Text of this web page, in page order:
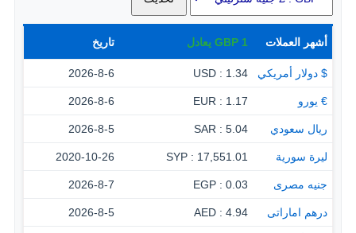
أشهر العملات 1
GBP يعادل تاريخ
$ دولار أمريكي 1.34 : USD
2026-8-6
€ يورو 1.17 : EUR
2026-8-6
ريال سعودي 5.04 : SAR
2026-8-5
ليرة سورية 17,551.01 : SYP
2020-10-26
جنيه مصرى 0.03 : EGP
2026-8-7
درهم اماراتى 4.94 : AED
2026-8-5